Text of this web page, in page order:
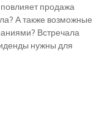
продажа
А также возможные
Встречала
нужны для